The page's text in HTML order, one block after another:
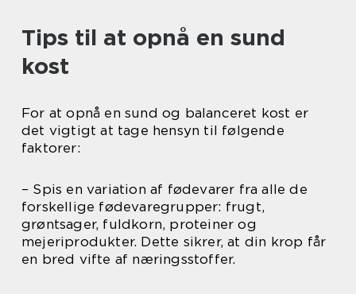
Tips til at opnå en sund
kost
For at opnå en sund og balanceret kost er
det vigtigt at tage hensyn til følgende
faktorer:
– Spis en variation af fødevarer fra alle de
forskellige fødevaregrupper: frugt,
grøntsager, fuldkorn, proteiner og
mejeriprodukter. Dette sikrer, at din krop får
en bred vifte af næringsstoffer.